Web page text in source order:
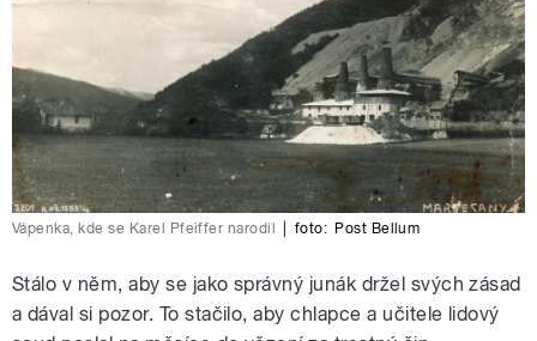
Vápenka, kde se Karel Pfeiffer narodil foto: Post Bellum
Stálo v něm, aby se jako správný junák držel svých zásad
a dával si pozor. To stačilo, aby chlapce a učitele lidový